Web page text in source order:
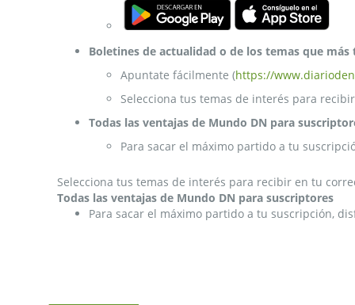
Boletines de actualidad o de los temas que más
Apuntate fácilmente (https://
Selecciona tus temas de interés para
Todas las ventajas de Mundo DN para
Para sacar el máximo partido a tu
Selecciona tus temas de interés para recibir en tu
Todas las ventajas de Mundo DN para suscriptores
Para sacar el máximo partido a tu suscripción,